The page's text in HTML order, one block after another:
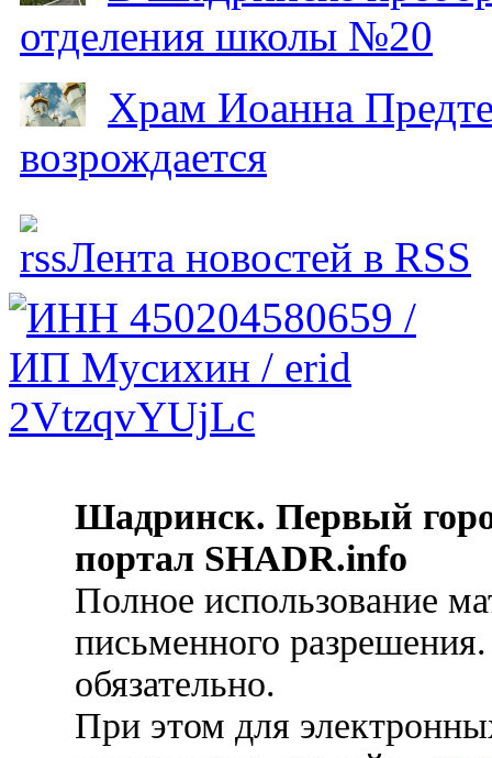
отделения школы №20
Храм Иоанна
возрождается
Лента новостей в RSS
Шадринск. Первый
портал SHADR.info
Полное использование
письменного
обязательно.
При этом для